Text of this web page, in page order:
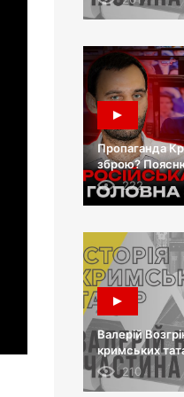
Пропаганда
зброю?
222
Валерій
кримських
210